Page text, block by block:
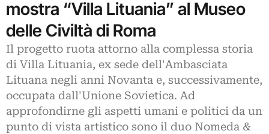
mostra “Villa Lituania” al Museo
delle Civiltà di Roma
Il progetto ruota attorno alla complessa storia
di Villa Lituania, ex sede dell'Ambasciata
Lituana negli anni Novanta e, successivamente,
occupata dall'Unione Sovietica. Ad
approfondirne gli aspetti umani e politici da un
punto di vista artistico sono il duo Nomeda &